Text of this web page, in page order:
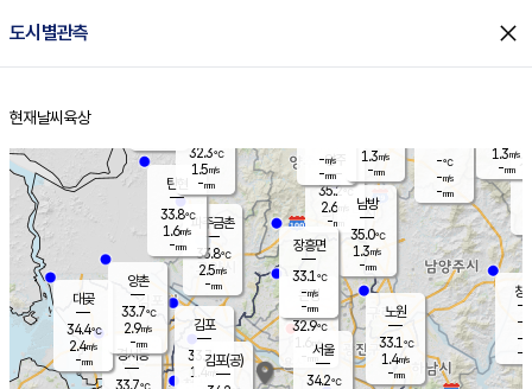
도시별관측 close
홈
현재날씨 육상
양주
35.2℃
2.6
-mm
경서동
33.7℃
파주금촌
33.8℃
2.5m/s
-mm
-℃
-m/s
-mm
대곶
34.4℃
2.4m/s
-mm
창
-
-m/
-
탄현
33.8℃
1.6m/s
-mm
1.3m/s
-mm
김포
33.7℃
1.4 m/s
양촌
33.7℃
2.9m/s
-mm
은평
32.9℃
1.6 m/s
- mm
노원
33.1℃
1.4m/s
-mm
남방
35.0℃
1.3m/s
-mm
장흥면
33.1℃
-m/s
-mm
-m/s
-mm
김포(공)
서울
34.2℃
32.3℃
1.5m/s
-mm
1.3m/s
-mm